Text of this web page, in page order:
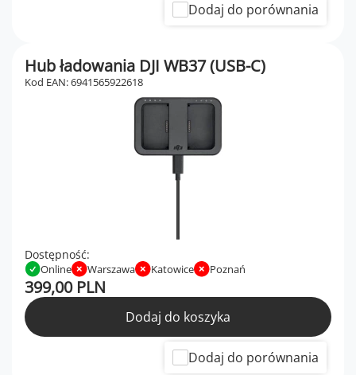
Dodaj do porównania
Hub ładowania DJI WB37 (USB-C)
Kod EAN: 6941565922618
Dostępność:
Online Warszawa Katowice Poznań
399,00 PLN
Dodaj do koszyka
Dodaj do porównania